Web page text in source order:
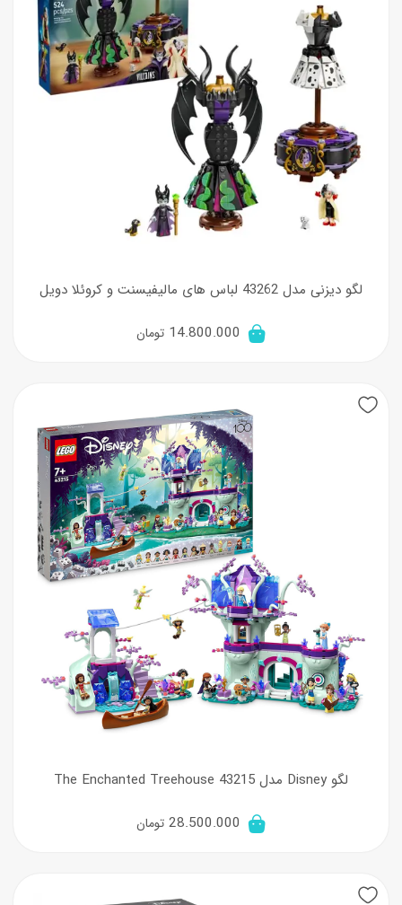
لگو دیزنی مدل 43262 لباس های مالیفیسنت و کروئلا دویل
14.800.000 تومان
لگو Disney مدل The Enchanted Treehouse 43215
28.500.000 تومان